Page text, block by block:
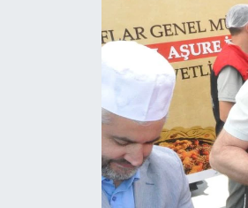
Ekonomi
Tokat Haber